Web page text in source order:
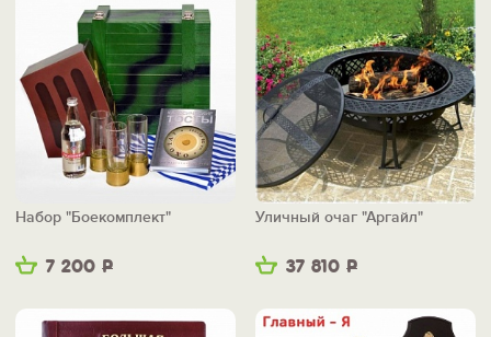
7 200 Р
Набор "Боекомплект"
37 810 Р
Уличный очаг "Аргайл"